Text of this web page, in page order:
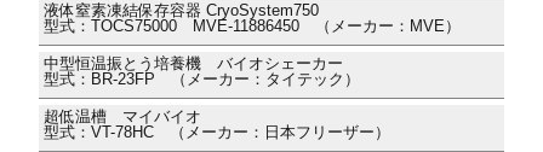
液体窒素凍結保存容器 CryoSystem750
型式：TOCS75000 MVE-11886450 （メーカー：MVE）
中型恒温振とう培養機 バイオシェーカー
型式：BR-23FP （メーカー：タイテック）
超低温槽 マイバイオ
型式：VT-78HC （メーカー：日本フリーザー）